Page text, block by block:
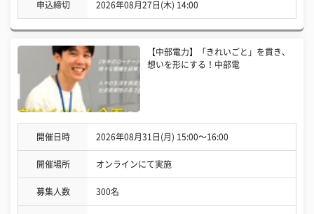
申込締切 2026年08月27日(木) 14:00
【中部電力】「きれいごと」を貫き、
想いを形にする！中部電
開催日時 2026年08月31日(月) 15:00〜16:00
開催場所 オンラインにて実施
募集人数 300名